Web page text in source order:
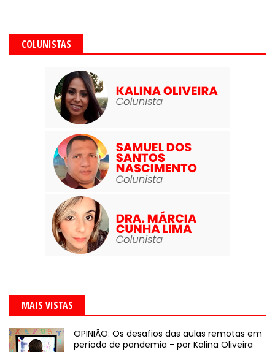
COLUNISTAS
MAIS VISTAS
OPINIÃO: Os desafios das aulas remotas em
período de pandemia - por Kalina Oliveira